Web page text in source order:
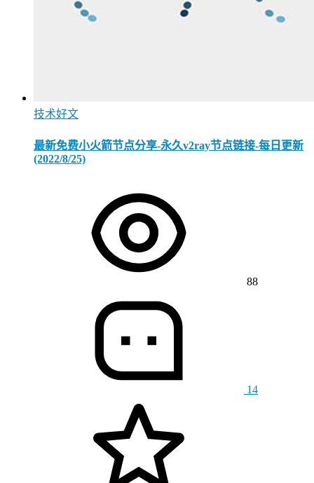
技术好文
最新免费小火箭节点分享-永久v2ray节点链接-每日更新
(2022/8/25)
88
14